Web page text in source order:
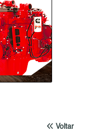
Voltar